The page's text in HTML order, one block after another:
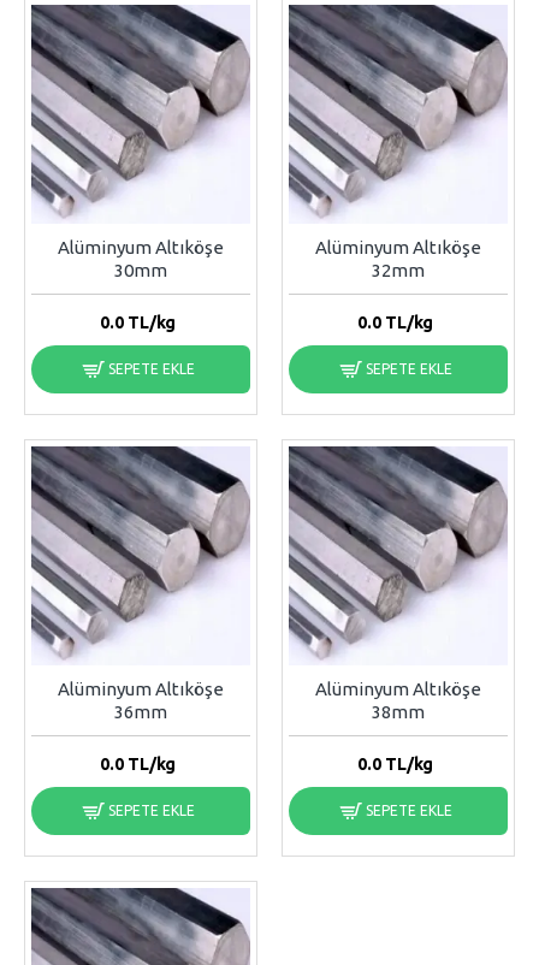
Alüminyum Altıköşe
30mm
0.0TL/kg
SEPETE EKLE
Alüminyum Altıköşe
32mm
0.0TL/kg
SEPETE EKLE
Alüminyum Altıköşe
36mm
0.0TL/kg
SEPETE EKLE
Alüminyum Altıköşe
38mm
0.0TL/kg
SEPETE EKLE